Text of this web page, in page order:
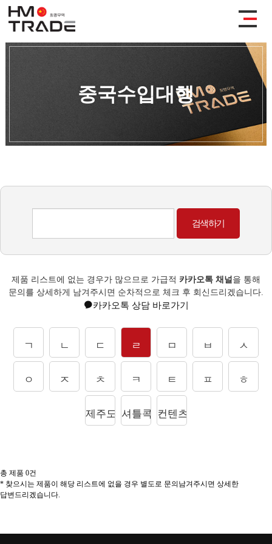
중국수입대행
제품 리스트에 없는 경우가 많으므로 가급적 카카오톡 채널 을 통해
문의를 상세하게 남겨주시면 순차적으로 체크 후 회신드리겠습니다.
카카오톡 상담 바로가기
ㄱ ㄴ ㄷ ㄹ ㅁ ㅂ ㅅ
ㅇ ㅈ ㅊ ㅋ ㅌ ㅍ ㅎ
제주도상품셔틀콕 컨텐츠
총 제품 0건
* 찾으시는 제품이 해당 리스트에 없을 경우 별도로 문의남겨주시면 상세한
답변드리겠습니다.